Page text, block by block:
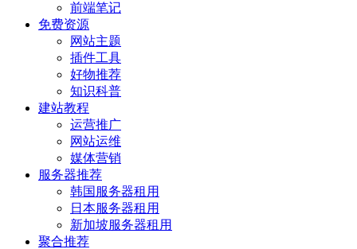
前端笔记
免费资源
网站主题
插件工具
好物推荐
知识科普
建站教程
运营推广
网站运维
媒体营销
服务器推荐
韩国服务器租用
日本服务器租用
新加坡服务器租用
聚合推荐